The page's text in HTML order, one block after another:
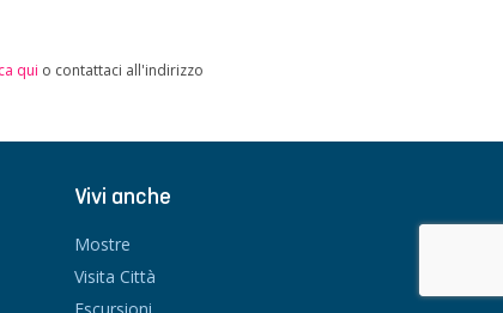
qui o contattaci all'indirizzo
Vivi anche
Mostre
Visita Città